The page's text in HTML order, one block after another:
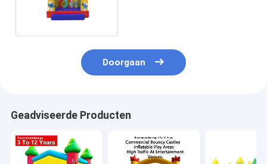
Doorgaan
Geadviseerde Producten